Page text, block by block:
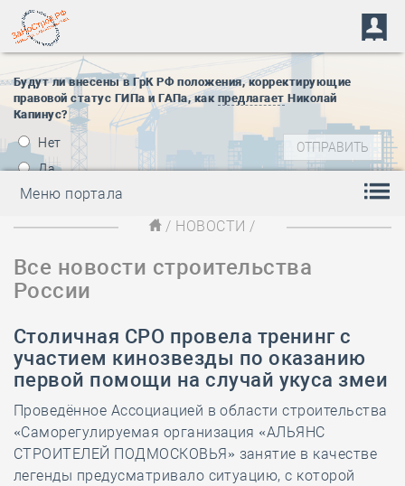
Будут ли внесены в ГрК РФ положения, корректирующие
правовой статус ГИПа и ГАПа, как предлагает Николай
Капинус?
Нет
Да
Меню портала
/ НОВОСТИ /
Все новости строительства
России
Столичная СРО провела тренинг с
участием кинозвезды по оказанию
первой помощи на случай укуса змеи
Проведённое Ассоциацией в области строительства
«Саморегулируемая организация «АЛЬЯНС
СТРОИТЕЛЕЙ ПОДМОСКОВЬЯ» занятие в качестве
легенды предусматривало ситуацию, с которой